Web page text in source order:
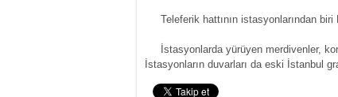
Teleferik hattının istasyonlarından biri
İstasyonlarda yürüyen merdivenler,
İstasyonların duvarları da eski İstanbul